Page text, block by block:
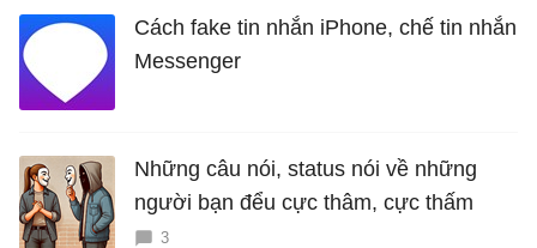
Cách fake tin nhắn iPhone, chế tin nhắn
Messenger
Những câu nói, status nói về những
người bạn đểu cực thâm, cực thấm
3